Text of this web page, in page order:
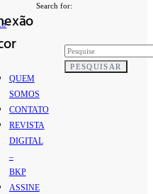
QUEM
SOMOS
CONTATO
REVISTA
DIGITAL
–
BKP
ASSINE
Search for:
PESQUISAR